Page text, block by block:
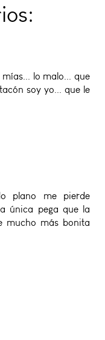
lo malo... que
soy yo... que le
plano me pierde
única pega que la
mucho más bonita